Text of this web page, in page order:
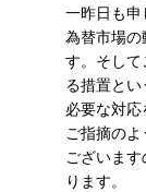
一昨日も申
為替市場の
す。そして
る措置と
必要な対応
ご指摘の
ございま
ります。